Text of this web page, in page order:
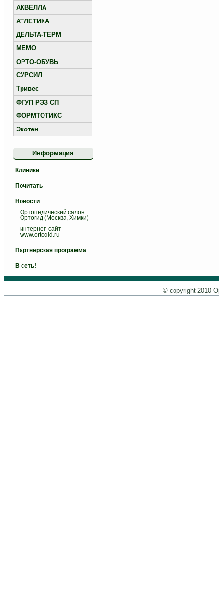
АКВЕЛЛА
АТЛЕТИКА
ДЕЛЬТА-ТЕРМ
МЕМО
ОРТО-ОБУВЬ
СУРСИЛ
Тривес
ФГУП РЭЗ СП
ФОРМТОТИКС
Экотен
Информация
Клиники
Почитать
Новости
Ортопедический салон
Ортогид (Москва, Химки)
интернет-сайт
www.ortogid.ru
Партнерская программа
В сеть!
© copyright 2010